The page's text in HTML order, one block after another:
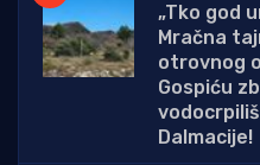
„Tko god
Mračna
otrovnog
Gospiću
Dalmacije!